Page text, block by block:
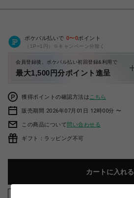
ポケパル払いで 0〜0ポイント
（1P=1円）※キャンペーン分除く
会員登録後、ポケパル払い初回登録&利用で
最大1,500円分ポイント進呈
獲得ポイントの確認方法は こちら
販売期間 2026年07月01日 12時00分 〜
この商品について問い合わせる
ギフト：ラッピング不可
カートに入れる